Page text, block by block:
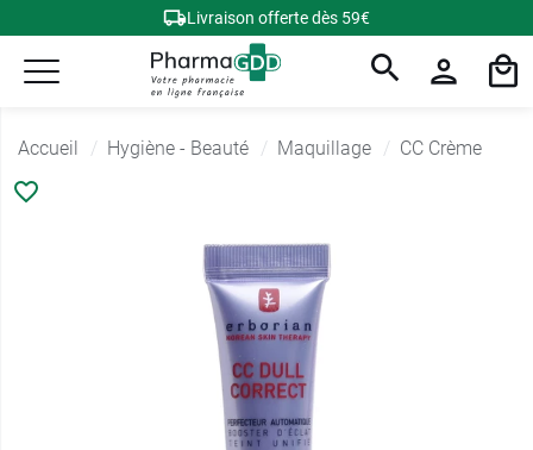
Livraison offerte dès 59€
Accueil Hygiène - Beauté Maquillage CC Crème